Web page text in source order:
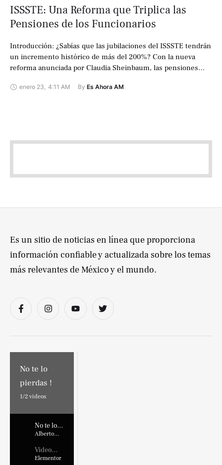
ISSSTE: Una Reforma que Triplica las
Pensiones de los Funcionarios
Introducción: ¿Sabías que las jubilaciones del ISSSTE tendrán
un incremento histórico de más del 200%? Con la nueva
reforma anunciada por Claudia Sheinbaum, las pensiones
enero 23, 4:11 AM By Es Ahora AM
No te lo
pierdas !
1/2 videos
No te lo
pierdas !
Alberto
Video
Placehold
Elementor
Es un sitio de noticias en línea que proporciona
información confiable y actualizada sobre los temas
más relevantes de México y el mundo.